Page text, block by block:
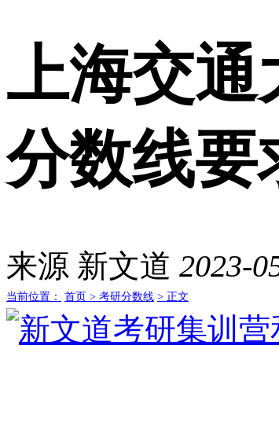
上海交通
分数线要
来源 新文道 2023-
当前位置： 首页 > 考研分数线 > 正文